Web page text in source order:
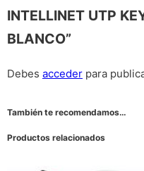
INTELLINET UTP
BLANCO”
Debes acceder para
También te recomendamos…
Productos relacionados